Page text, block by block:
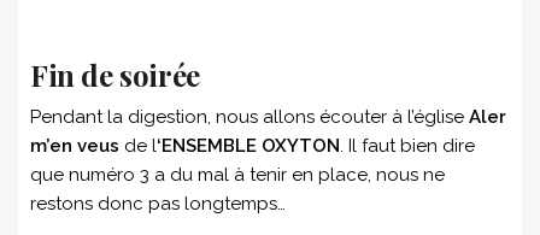
Fin de soirée
Pendant la digestion, nous allons écouter à l’église Aler
m’en veus de l‘ENSEMBLE OXYTON. Il faut bien dire
que numéro 3 a du mal à tenir en place, nous ne
restons donc pas longtemps…